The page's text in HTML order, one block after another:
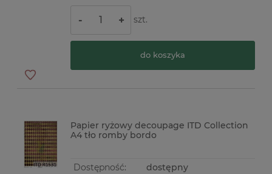
- + szt.
do koszyka
Papier ryżowy decoupage ITD Collection
A4 tło romby bordo
Dostępność: dostępny